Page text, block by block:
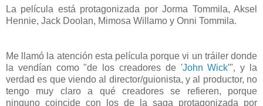
La película está protagonizada por Jorma Tommila, Aksel
Hennie, Jack Doolan, Mimosa Willamo y Onni Tommila.
Me llamó la atención esta película porque vi un tráiler donde
la vendían como "de los creadores de 'John Wick'", y la
verdad es que viendo al director/guionista, y al productor, no
tengo muy claro a qué creadores se refieren, porque
ninguno coincide con los de la saga protagonizada por